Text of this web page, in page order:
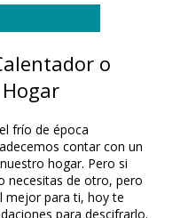
o
frío de época
contar con un
hogar. Pero si
necesitas de otro, pero
mejor para ti, hoy te
para descifrarlo.